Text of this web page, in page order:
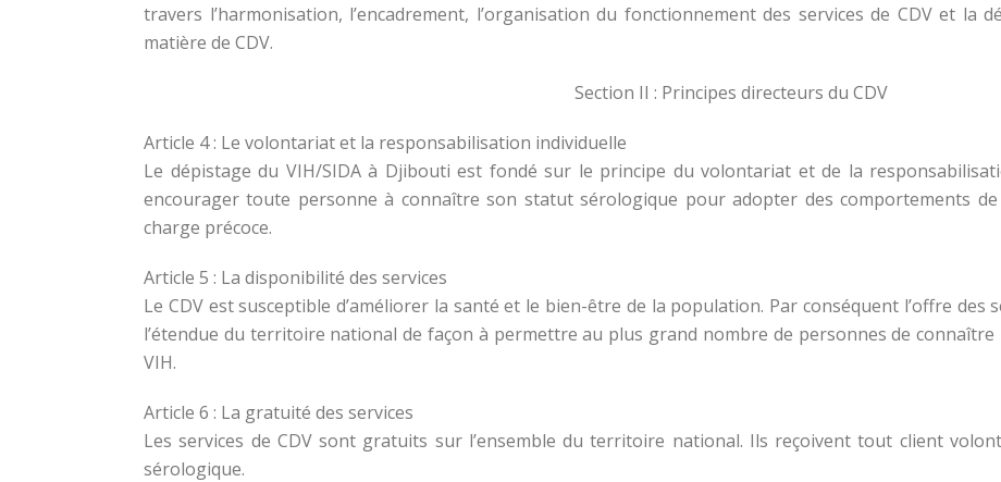
travers l’harmonisation, l’encadrement, l’organisation du fonctionnement des services de CDV et la
matière de CDV.
Section II : Principes directeurs du CDV
Article 4 : Le volontariat et la responsabilisation individuelle
Le dépistage du VIH/SIDA à Djibouti est fondé sur le principe du volontariat et de la
encourager toute personne à connaître son statut sérologique pour adopter des comportements
charge précoce.
Article 5 : La disponibilité des services
Le CDV est susceptible d’améliorer la santé et le bien-être de la population. Par conséquent l’offre des
l’étendue du territoire national de façon à permettre au plus grand nombre de personnes de
VIH.
Article 6 : La gratuité des services
Les services de CDV sont gratuits sur l’ensemble du territoire national. Ils reçoivent tout client
sérologique.